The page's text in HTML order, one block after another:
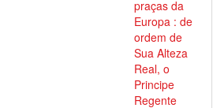
praças da
Europa : de
ordem de
Sua Alteza
Real, o
Principe
Regente